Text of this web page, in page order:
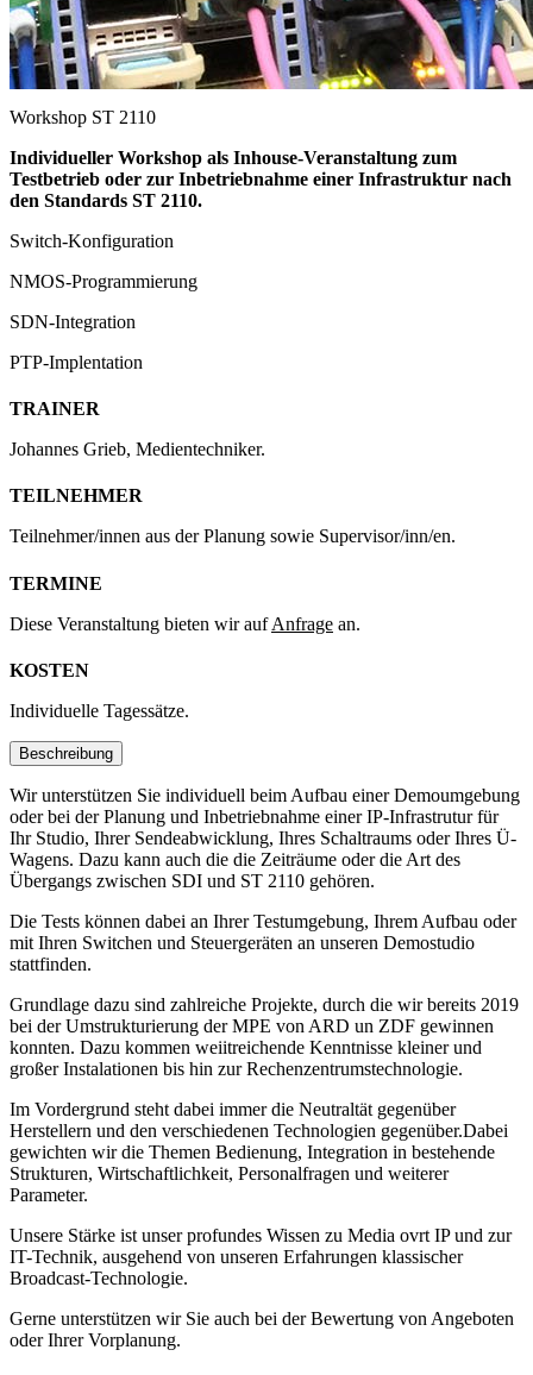
Workshop ST 2110
Individueller Workshop als Inhouse-Veranstaltung zum
Testbetrieb oder zur Inbetriebnahme einer Infrastruktur nach
den Standards ST 2110.
Switch-Konfiguration
NMOS-Programmierung
SDN-Integration
PTP-Implentation
TRAINER
Johannes Grieb, Medientechniker.
TEILNEHMER
Teilnehmer/innen aus der Planung sowie Supervisor/inn/en.
TERMINE
Diese Veranstaltung bieten wir aufAnfrage an.
KOSTEN
Individuelle Tagessätze.
Beschreibung
Wir unterstützen Sie individuell beim Aufbau einer Demoumgebung
oder bei der Planung und Inbetriebnahme einer IP-Infrastrutur für
Ihr Studio, Ihrer Sendeabwicklung, Ihres Schaltraums oder Ihres Ü-
Wagens. Dazu kann auch die die Zeiträume oder die Art des
Übergangs zwischen SDI und ST 2110 gehören.
Die Tests können dabei an Ihrer Testumgebung, Ihrem Aufbau oder
mit Ihren Switchen und Steuergeräten an unseren Demostudio
stattfinden.
Grundlage dazu sind zahlreiche Projekte, durch die wir bereits 2019
bei der Umstrukturierung der MPE von ARD un ZDF gewinnen
konnten. Dazu kommen weiitreichende Kenntnisse kleiner und
großer Instalationen bis hin zur Rechenzentrumstechnologie.
Im Vordergrund steht dabei immer die Neutraltät gegenüber
Herstellern und den verschiedenen Technologien gegenüber.Dabei
gewichten wir die Themen Bedienung, Integration in bestehende
Strukturen, Wirtschaftlichkeit, Personalfragen und weiterer
Parameter.
Unsere Stärke ist unser profundes Wissen zu Media ovrt IP und zur
IT-Technik, ausgehend von unseren Erfahrungen klassischer
Broadcast-Technologie.
Gerne unterstützen wir Sie auch bei der Bewertung von Angeboten
oder Ihrer Vorplanung.